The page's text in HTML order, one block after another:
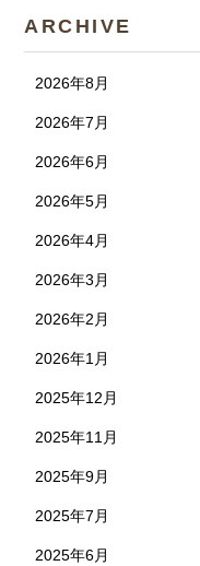
ARCHIVE
2026年8月
2026年7月
2026年6月
2026年5月
2026年4月
2026年3月
2026年2月
2026年1月
2025年12月
2025年11月
2025年9月
2025年7月
2025年6月